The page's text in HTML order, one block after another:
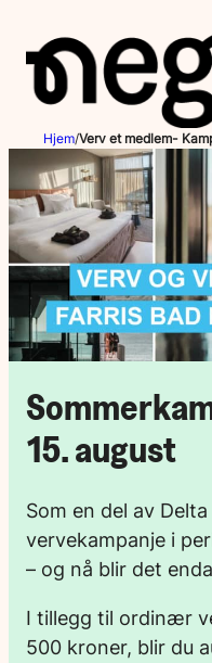
innhold
Hjem/Verv et medlem-
15. august
Som en del av
vervekampanje i
– og nå blir det
I tillegg til ordinær
500 kroner, blir du